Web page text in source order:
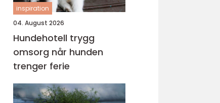
inspiration
04. August 2026
Hundehotell trygg
omsorg når hunden
trenger ferie